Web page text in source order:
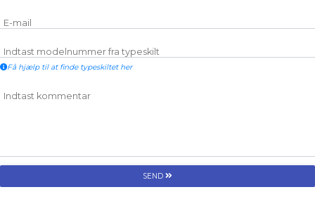
E-mail
Indtast modelnummer fra typeskilt
Få hjælp til at finde typeskiltet her
Indtast kommentar
SEND